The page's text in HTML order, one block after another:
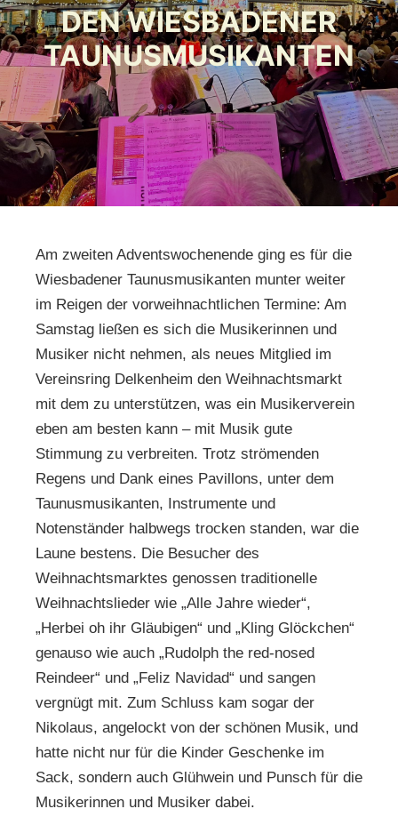
DEN WIESBADENER
TAUNUSMUSIKANTEN
Am zweiten Adventswochenende ging es für die
Wiesbadener Taunusmusikanten munter weiter
im Reigen der vorweihnachtlichen Termine: Am
Samstag ließen es sich die Musikerinnen und
Musiker nicht nehmen, als neues Mitglied im
Vereinsring Delkenheim den Weihnachtsmarkt
mit dem zu unterstützen, was ein Musikerverein
eben am besten kann – mit Musik gute
Stimmung zu verbreiten. Trotz strömenden
Regens und Dank eines Pavillons, unter dem
Taunusmusikanten, Instrumente und
Notenständer halbwegs trocken standen, war die
Laune bestens. Die Besucher des
Weihnachtsmarktes genossen traditionelle
Weihnachtslieder wie „Alle Jahre wieder“,
„Herbei oh ihr Gläubigen“ und „Kling Glöckchen“
genauso wie auch „Rudolph the red-nosed
Reindeer“ und „Feliz Navidad“ und sangen
vergnügt mit. Zum Schluss kam sogar der
Nikolaus, angelockt von der schönen Musik, und
hatte nicht nur für die Kinder Geschenke im
Sack, sondern auch Glühwein und Punsch für die
Musikerinnen und Musiker dabei.